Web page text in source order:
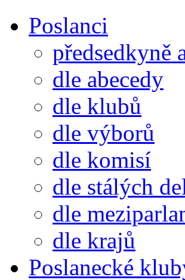
Poslanci
předsedkyně
dle abecedy
dle klubů
dle výborů
dle komisí
dle stálých
dle
dle krajů
Poslanecké